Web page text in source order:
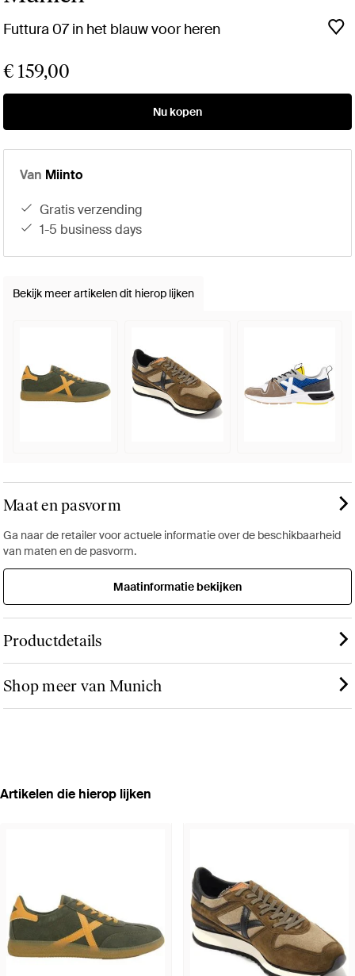
Futtura 07 in het blauw voor heren
€ 159,00
Nu kopen
Van Miinto
gratis verzending
1-5 business days
Bekijk meer artikelen dit hierop lijken
Maat en pasvorm
Ga naar de retailer voor actuele informatie over de beschikbaarheid
van maten en de pasvorm.
Maatinformatie bekijken
Productdetails
Shop meer van Munich
Artikelen die hierop lijken